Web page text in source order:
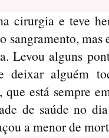
cirurgia e teve
sangramento, mas
Levou alguns
deixar alguém
está sempre
de saúde no
a menor de